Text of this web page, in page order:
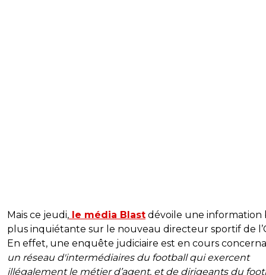
Mais ce jeudi, le média Blast dévoile une information
plus inquiétante sur le nouveau directeur sportif de
En effet, une enquête judiciaire est en cours
un réseau d'intermédiaires du football qui exercent
illégalement le métier d’agent, et de dirigeants du